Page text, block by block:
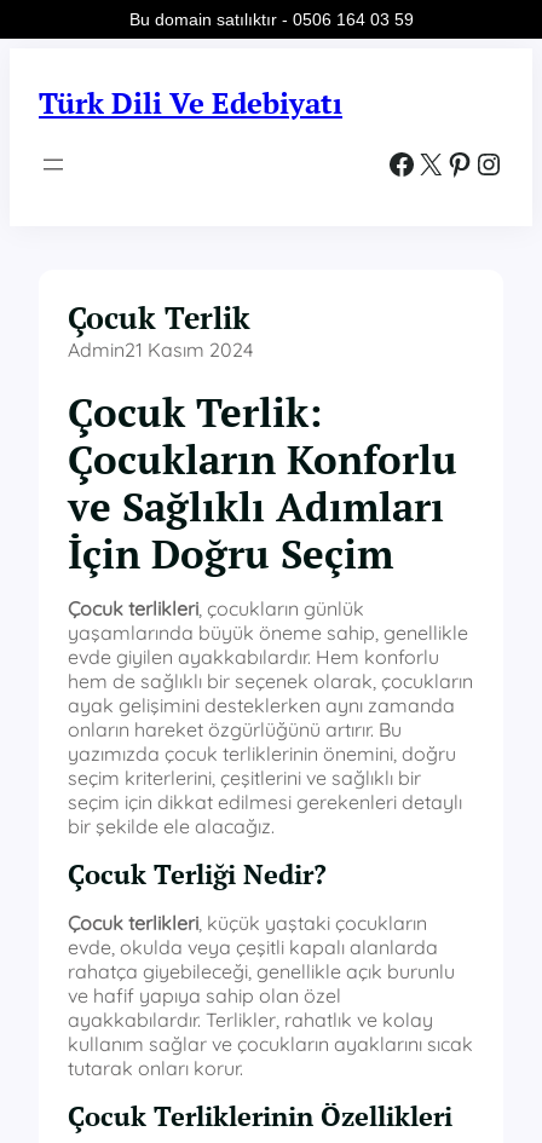
Türk Dili Ve Edebiyatı
Facebook X Pinterest Instagram
Çocuk Terlik
Admin21 Kasım 2024
Çocuk Terlik:
Çocukların Konforlu
ve Sağlıklı Adımları
İçin Doğru Seçim
Çocuk terlikleri , çocukların günlük
yaşamlarında büyük öneme sahip, genellikle
evde giyilen ayakkabılardır. Hem konforlu
hem de sağlıklı bir seçenek olarak, çocukların
ayak gelişimini desteklerken aynı zamanda
onların hareket özgürlüğünü artırır. Bu
yazımızda çocuk terliklerinin önemini, doğru
seçim kriterlerini, çeşitlerini ve sağlıklı bir
seçim için dikkat edilmesi gerekenleri detaylı
bir şekilde ele alacağız.
Çocuk Terliği Nedir?
Çocuk terlikleri , küçük yaştaki çocukların
evde, okulda veya çeşitli kapalı alanlarda
rahatça giyebileceği, genellikle açık burunlu
ve hafif yapıya sahip olan özel
ayakkabılardır. Terlikler, rahatlık ve kolay
kullanım sağlar ve çocukların ayaklarını sıcak
tutarak onları korur.
Çocuk Terliklerinin Özellikleri
Bu domain satılıktır - 0506 164 03 59